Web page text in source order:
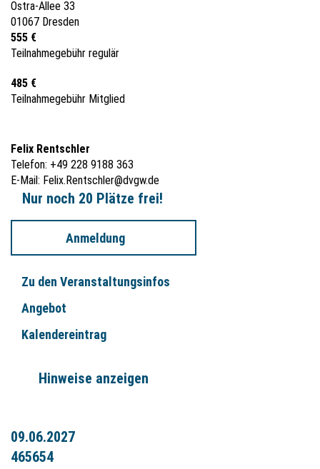
Ostra-Allee 33
01067 Dresden
555 €
Teilnahmegebühr regulär
485 €
Teilnahmegebühr Mitglied
Felix Rentschler
Telefon: +49 228 9188 363
E-Mail: Felix.Rentschler@dvgw.de
Nur noch 20 Plätze frei!
Anmeldung
Zu den Veranstaltungsinfos
Angebot
Kalendereintrag
Hinweise anzeigen
09.06.2027
465654